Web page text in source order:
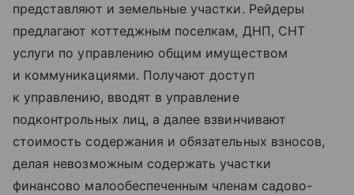
представляют и земельные участки. Рейдеры
предлагают коттеджным поселкам, ДНП, СНТ
услуги по управлению общим имуществом
и коммуникациями. Получают доступ
к управлению, вводят в управление
подконтрольных лиц, а далее взвинчивают
стоимость содержания и обязательных взносов,
делая невозможным содержать участки
финансово малообеспеченным членам садово-